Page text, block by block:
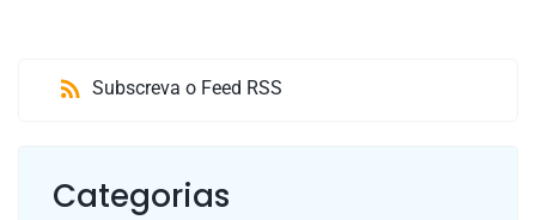
Subscreva o Feed RSS
Categorias